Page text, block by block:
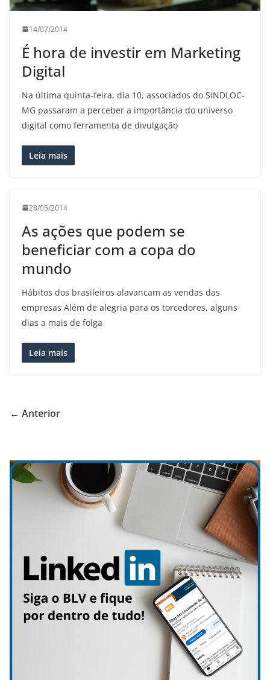
14/07/2014
É hora de investir em Marketing
Digital
Na última quinta-feira, dia 10, associados do SINDLOC-
MG passaram a perceber a importância do universo
digital como ferramenta de divulgação
Leia mais
28/05/2014
As ações que podem se
beneficiar com a copa do
mundo
Hábitos dos brasileiros alavancam as vendas das
empresas Além de alegria para os torcedores, alguns
dias a mais de folga
Leia mais
← Anterior